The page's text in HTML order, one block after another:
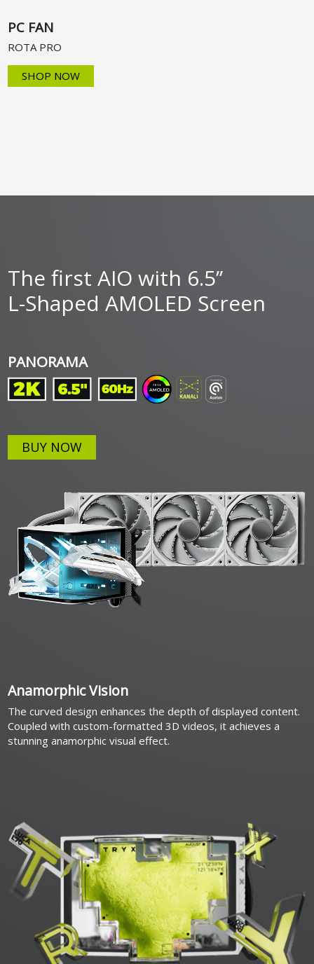
PC FAN
ROTA PRO
SHOP NOW
The first AIO with 6.5’’
L-Shaped AMOLED Screen
PANORAMA
BUY NOW
Anamorphic Vision
The curved design enhances the depth of displayed content.
Coupled with custom-formatted 3D videos, it achieves a
stunning anamorphic visual effect.